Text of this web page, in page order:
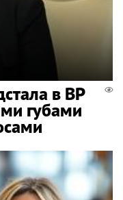
в ВР
губами